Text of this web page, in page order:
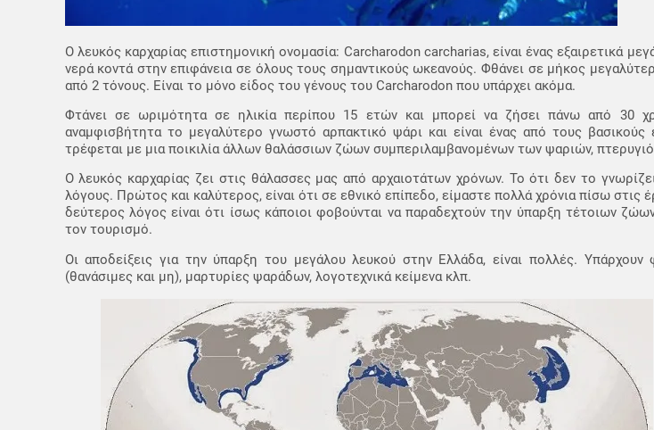
Ο λευκός καρχαρίας επιστημονική ονομασία: Carcharodon carcharias, είναι ένας εξαιρετικά
νερά κοντά στην επιφάνεια σε όλους τους σημαντικούς ωκεανούς. Φθάνει σε μήκος
από 2 τόνους. Είναι το μόνο είδος του γένους του Carcharodon που υπάρχει ακόμα.
Φτάνει σε ωριμότητα σε ηλικία περίπου 15 ετών και μπορεί να ζήσει πάνω από 30
αναμφισβήτητα το μεγαλύτερο γνωστό αρπακτικό ψάρι και είναι ένας από τους
τρέφεται με μια ποικιλία άλλων θαλάσσιων ζώων συμπεριλαμβανομένων των ψαριών,
Ο λευκός καρχαρίας ζει στις θάλασσες μας από αρχαιοτάτων χρόνων. Το ότι δεν το
λόγους. Πρώτος και καλύτερος, είναι ότι σε εθνικό επίπεδο, είμαστε πολλά χρόνια πίσω
δεύτερος λόγος είναι ότι ίσως κάποιοι φοβούνται να παραδεχτούν την ύπαρξη τέτοιων
τον τουρισμό.
Οι αποδείξεις για την ύπαρξη του μεγάλου λευκού στην Ελλάδα, είναι πολλές. Υπάρχουν
(θανάσιμες και μη), μαρτυρίες ψαράδων, λογοτεχνικά κείμενα κλπ.